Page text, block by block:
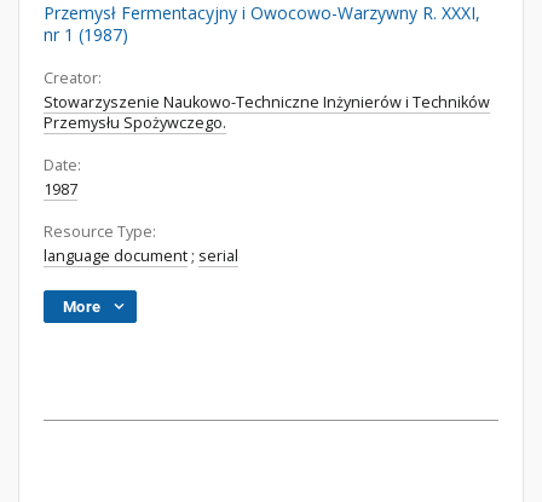
Przemysł Fermentacyjny i Owocowo-Warzywny R. XXXI,
nr 1 (1987)
Creator:
Stowarzyszenie Naukowo-Techniczne Inżynierów i Techników
Przemysłu Spożywczego.
Date:
1987
Resource Type:
language document ; serial
More